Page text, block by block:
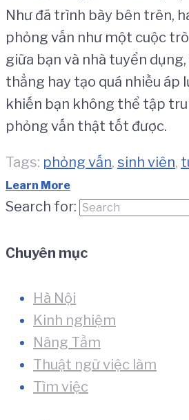
Như đã trình bày bên trên,
phỏng vấn như một cuộc
giữa bạn và nhà tuyển
thẳng hay tạo quá nhiều áp
khiến bạn không thể tập
phỏng vấn thật tốt được.
Tags: phỏng vấn, sinh viên,
Learn More
Search for:
Chuyên mục
Hà Nội
Kinh nghiệm
Nâng Tầm
Thuật ngữ việc làm
Tìm việc